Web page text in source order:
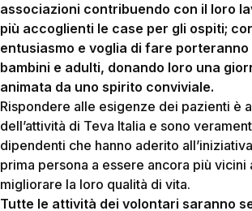
associazioni contribuendo con il loro
più accoglienti le case per gli ospiti;
entusiasmo e voglia di fare porteranno
bambini e adulti, donando loro una
animata da uno spirito conviviale.
Rispondere alle esigenze dei pazienti è
dell’attività di Teva Italia e sono
dipendenti che hanno aderito
prima persona a essere ancora più
migliorare la loro qualità di vita.
Tutte le attività dei volontari saranno